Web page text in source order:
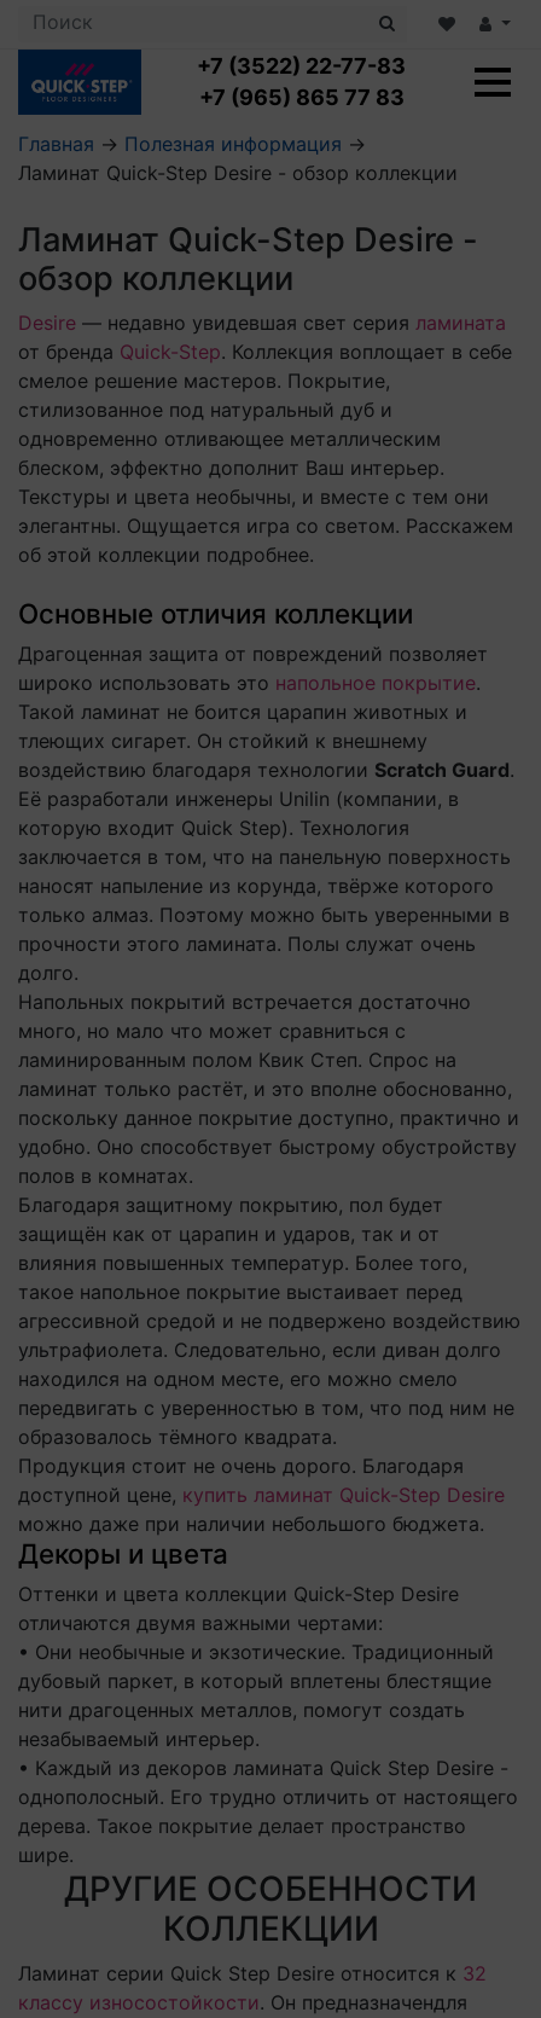
+7 (3522) 22-77-83
+7 (965) 865 77 83
Ламинат 33 класс
Влагостойкий ламинат
Посмотреть все категории
LOC FLOOR PLUS
LOC FLOOR FANCY
LOC FLOOR ARCTIC
Посмотреть все категории
Кварцвиниловая плитка с укладкой
Клеевая кварцвиниловая плитка
Виниловый ламинат
Посмотреть все категории
Плинтус
Профили для ступеней
Подложка
Пороги
Аксессуары для напольных покрытий
Посмотреть все категории
Аксессуары для стеновых панелей
Посмотреть все категории
Главная → Полезная информация →
Ламинат Quick-Step Desire - обзор коллекции
Ламинат Quick-Step Desire -
обзор коллекции
Desire — недавно увидевшая свет серия ламината
от бренда Quick-Step. Коллекция воплощает в себе
смелое решение мастеров. Покрытие,
стилизованное под натуральный дуб и
одновременно отливающее металлическим
блеском, эффектно дополнит Ваш интерьер.
Текстуры и цвета необычны, и вместе с тем они
элегантны. Ощущается игра со светом. Расскажем
об этой коллекции подробнее.
Основные отличия коллекции
Драгоценная защита от повреждений позволяет
широко использовать это напольное покрытие.
Такой ламинат не боится царапин животных и
тлеющих сигарет. Он стойкий к внешнему
воздействию благодаря технологии Scratch Guard.
Её разработали инженеры Unilin (компании, в
которую входит Quick Step). Технология
заключается в том, что на панельную поверхность
наносят напыление из корунда, твёрже которого
только алмаз. Поэтому можно быть уверенными в
прочности этого ламината. Полы служат очень
долго.
Напольных покрытий встречается достаточно
много, но мало что может сравниться с
ламинированным полом Квик Степ. Спрос на
ламинат только растёт, и это вполне обоснованно,
поскольку данное покрытие доступно, практично и
удобно. Оно способствует быстрому обустройству
полов в комнатах.
Благодаря защитному покрытию, пол будет
защищён как от царапин и ударов, так и от
влияния повышенных температур. Более того,
такое напольное покрытие выстаивает перед
агрессивной средой и не подвержено воздействию
ультрафиолета. Следовательно, если диван долго
находился на одном месте, его можно смело
передвигать с уверенностью в том, что под ним не
образовалось тёмного квадрата.
Продукция стоит не очень дорого. Благодаря
доступной цене, купить ламинат Quick-Step Desire
можно даже при наличии небольшого бюджета.
Декоры и цвета
Оттенки и цвета коллекции Quick-Step Desire
отличаются двумя важными чертами:
• Они необычные и экзотические. Традиционный
дубовый паркет, в который вплетены блестящие
нити драгоценных металлов, помогут создать
незабываемый интерьер.
• Каждый из декоров ламината Quick Step Desire -
однополосный. Его трудно отличить от настоящего
дерева. Такое покрытие делает пространство
шире.
ДРУГИЕ ОСОБЕННОСТИ
КОЛЛЕКЦИИ
Ламинат серии Quick Step Desire относится к 32
классу износостойкости. Он предназначендля